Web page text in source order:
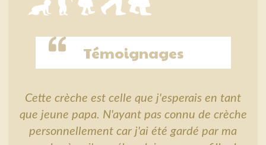
Témoignages
Cette crèche est celle que j'esperais en tant
que jeune papa. N'ayant pas connu de crèche
personnellement car j'ai été gardé par ma